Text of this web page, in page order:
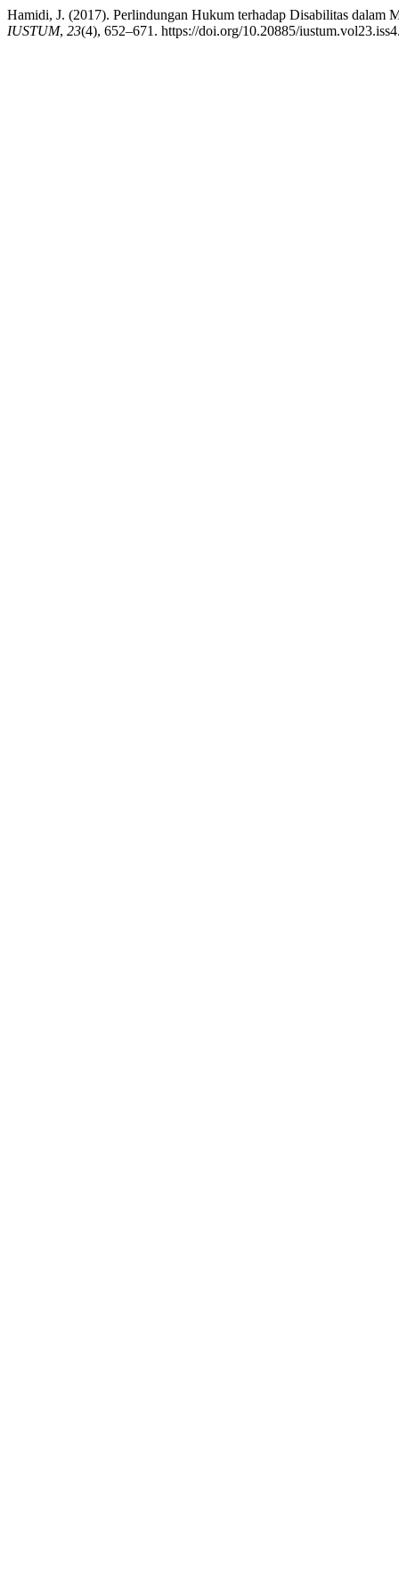
Hamidi, J. (2017). Perlindungan Hukum terhadap Disabilitas dalam
IUSTUM, 23(4), 652–671. https://doi.org/10.20885/